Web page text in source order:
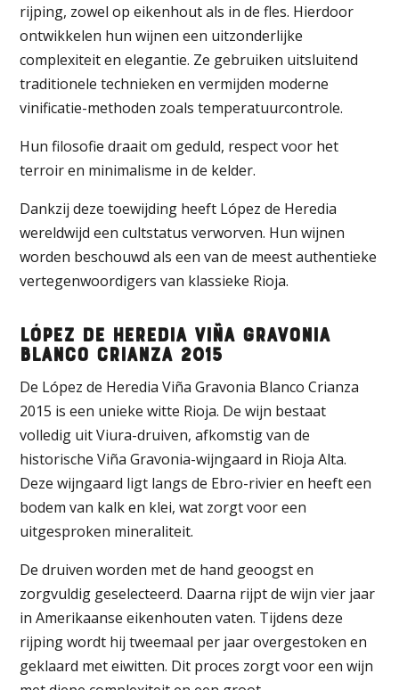
rijping, zowel op eikenhout als in de fles. Hierdoor
ontwikkelen hun wijnen een uitzonderlijke
complexiteit en elegantie. Ze gebruiken uitsluitend
traditionele technieken en vermijden moderne
vinificatie-methoden zoals temperatuurcontrole.
Hun filosofie draait om geduld, respect voor het
terroir en minimalisme in de kelder.
Dankzij deze toewijding heeft López de Heredia
wereldwijd een cultstatus verworven. Hun wijnen
worden beschouwd als een van de meest authentieke
vertegenwoordigers van klassieke Rioja.
López de Heredia Viña Gravonia
Blanco Crianza 2015
De López de Heredia Viña Gravonia Blanco Crianza
2015 is een unieke witte Rioja. De wijn bestaat
volledig uit Viura-druiven, afkomstig van de
historische Viña Gravonia-wijngaard in Rioja Alta.
Deze wijngaard ligt langs de Ebro-rivier en heeft een
bodem van kalk en klei, wat zorgt voor een
uitgesproken mineraliteit.
De druiven worden met de hand geoogst en
zorgvuldig geselecteerd. Daarna rijpt de wijn vier jaar
in Amerikaanse eikenhouten vaten. Tijdens deze
rijping wordt hij tweemaal per jaar overgestoken en
geklaard met eiwitten. Dit proces zorgt voor een wijn